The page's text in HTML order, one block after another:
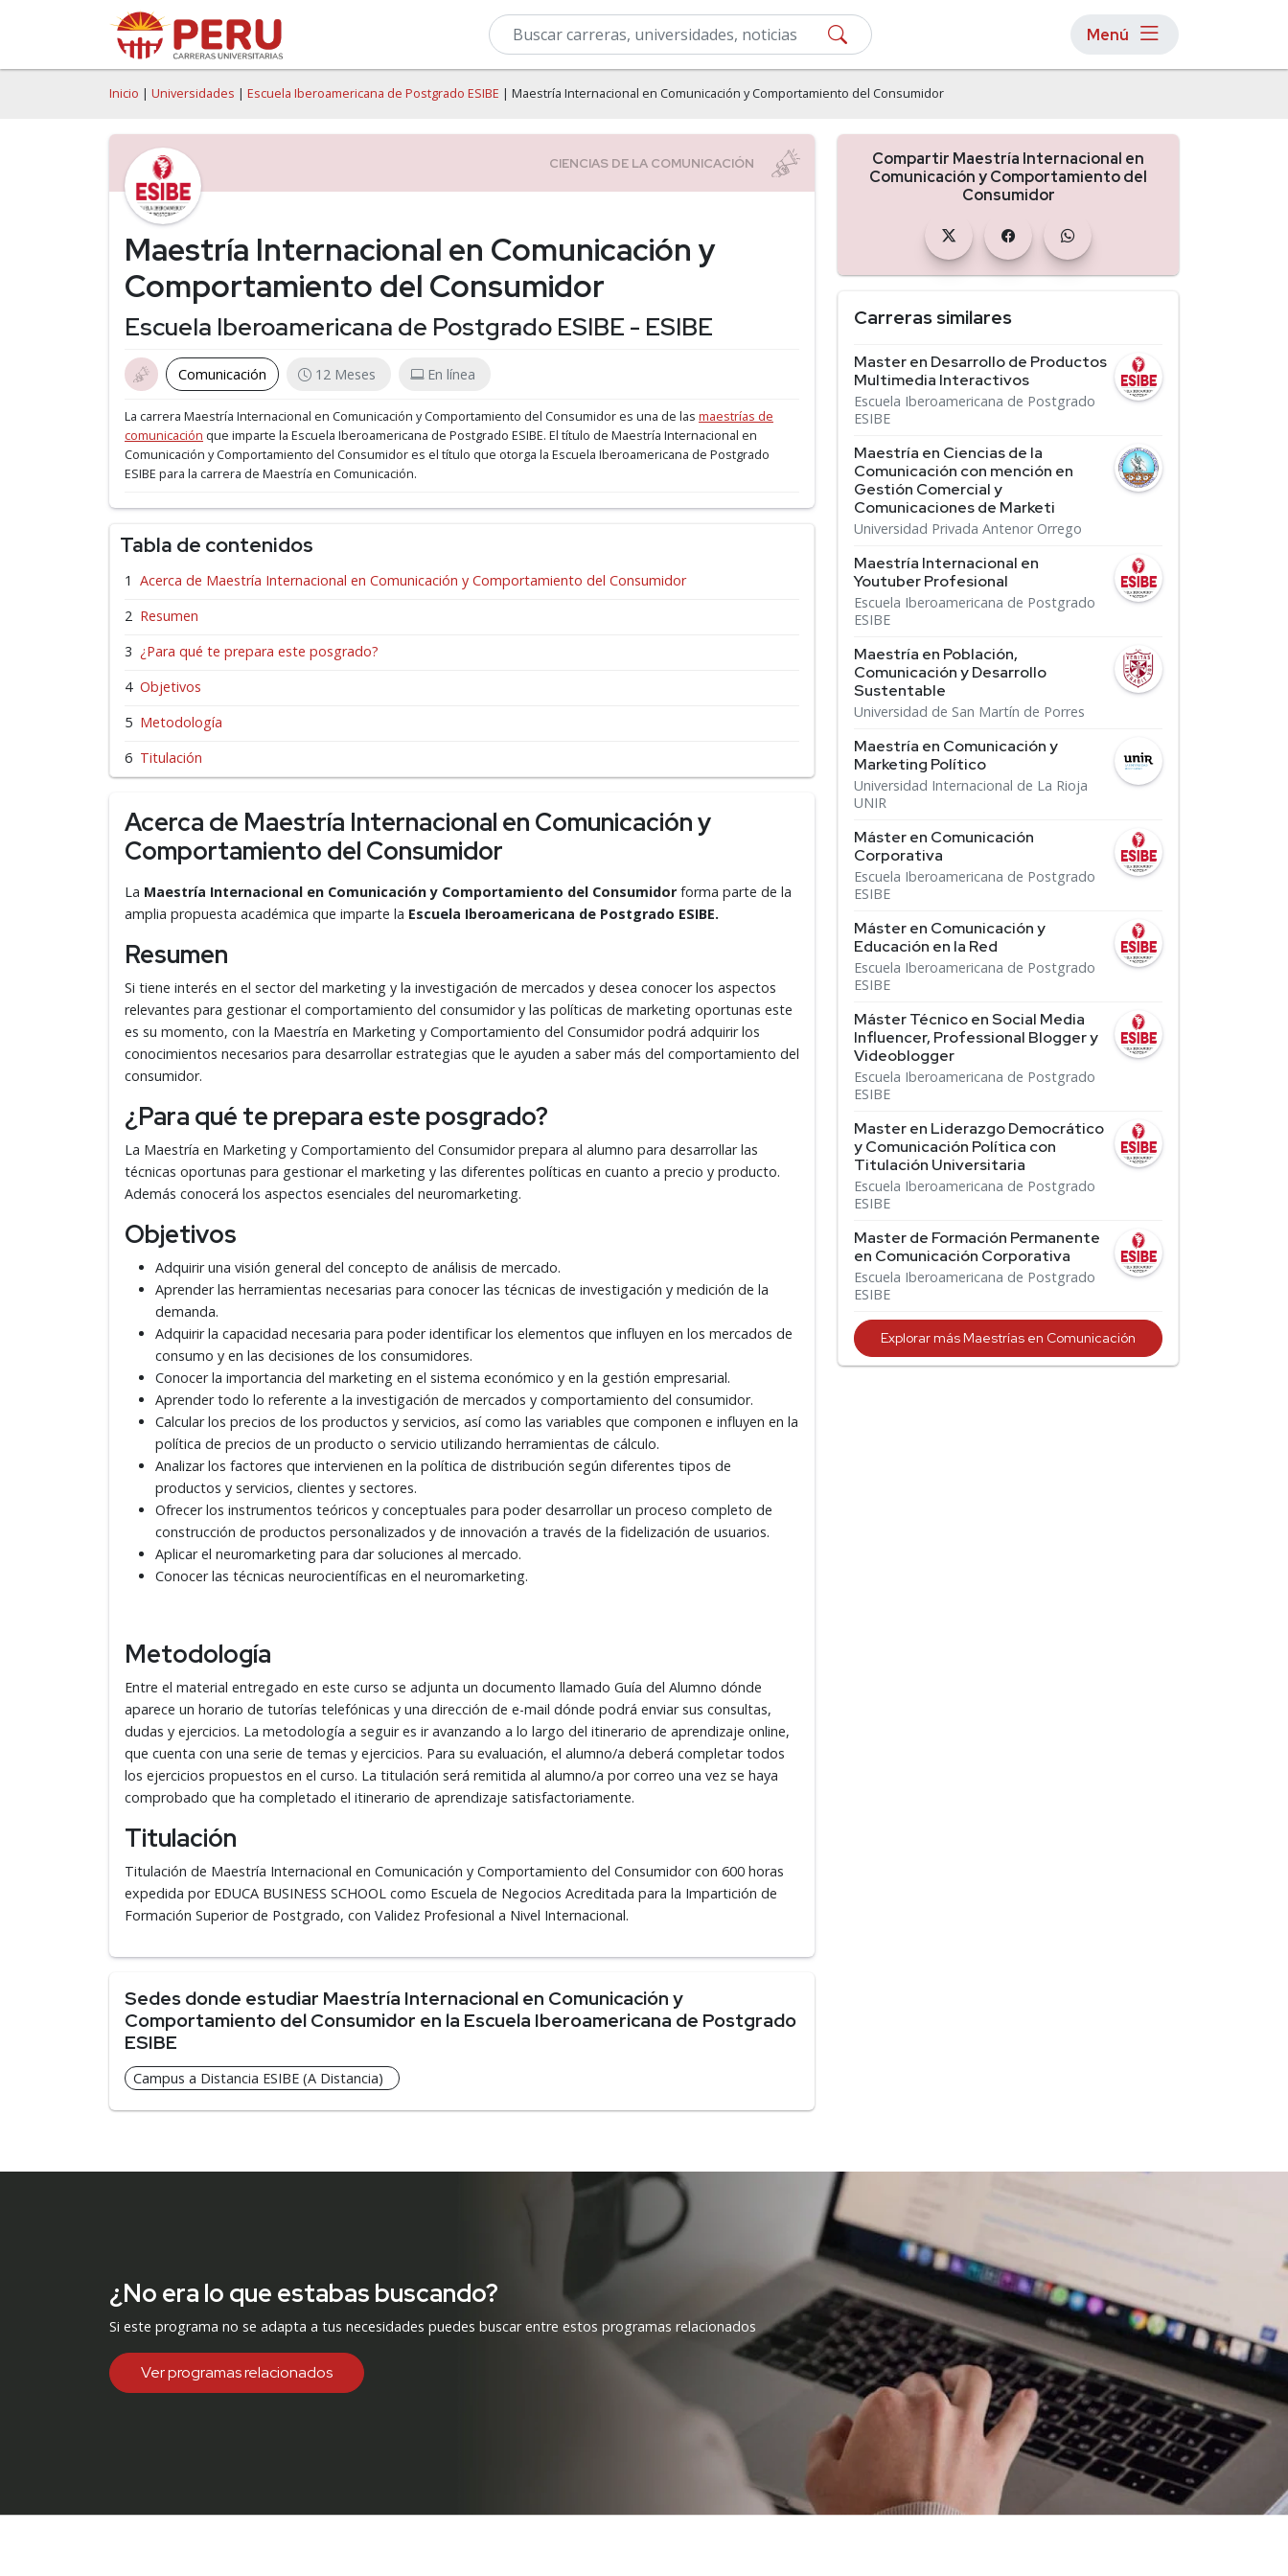
Menú
Inicio | Universidades | Escuela Iberoamericana de Postgrado ESIBE | Maestría Internacional en Comunicación y Comportamiento del Consumidor
Maestría Internacional en Comunicación y
Comportamiento del Consumidor
Escuela Iberoamericana de Postgrado ESIBE - ESIBE
Comunicación 12 Meses En línea
La carrera Maestría Internacional en Comunicación y Comportamiento del Consumidor es una de las maestrías de
comunicación que imparte la Escuela Iberoamericana de Postgrado ESIBE. El título de Maestría Internacional en
Comunicación y Comportamiento del Consumidor es el título que otorga la Escuela Iberoamericana de Postgrado
ESIBE para la carrera de Maestría en Comunicación.
Tabla de contenidos
Acerca de Maestría Internacional en Comunicación y Comportamiento del Consumidor
Resumen
¿Para qué te prepara este posgrado?
Objetivos
Metodología
Titulación
Acerca de Maestría Internacional en Comunicación y
Comportamiento del Consumidor
La Maestría Internacional en Comunicación y Comportamiento del Consumidorforma parte de la
amplia propuesta académica que imparte la Escuela Iberoamericana de Postgrado ESIBE.
Resumen
Si tiene interés en el sector del marketing y la investigación de mercados y desea conocer los aspectos
relevantes para gestionar el comportamiento del consumidor y las políticas de marketing oportunas este
es su momento, con la Maestría en Marketing y Comportamiento del Consumidor podrá adquirir los
conocimientos necesarios para desarrollar estrategias que le ayuden a saber más del comportamiento del
consumidor.
¿Para qué te prepara este posgrado?
La Maestría en Marketing y Comportamiento del Consumidor prepara al alumno para desarrollar las
técnicas oportunas para gestionar el marketing y las diferentes políticas en cuanto a precio y producto.
Además conocerá los aspectos esenciales del neuromarketing.
Objetivos
Adquirir una visión general del concepto de análisis de mercado.
Aprender las herramientas necesarias para conocer las técnicas de investigación y medición de la
demanda.
Adquirir la capacidad necesaria para poder identificar los elementos que influyen en los mercados de
consumo y en las decisiones de los consumidores.
Conocer la importancia del marketing en el sistema económico y en la gestión empresarial.
Aprender todo lo referente a la investigación de mercados y comportamiento del consumidor.
Calcular los precios de los productos y servicios, así como las variables que componen e influyen en la
política de precios de un producto o servicio utilizando herramientas de cálculo.
Analizar los factores que intervienen en la política de distribución según diferentes tipos de
productos y servicios, clientes y sectores.
Ofrecer los instrumentos teóricos y conceptuales para poder desarrollar un proceso completo de
construcción de productos personalizados y de innovación a través de la fidelización de usuarios.
Aplicar el neuromarketing para dar soluciones al mercado.
Conocer las técnicas neurocientíficas en el neuromarketing.
Metodología
Entre el material entregado en este curso se adjunta un documento llamado Guía del Alumno dónde
aparece un horario de tutorías telefónicas y una dirección de e-mail dónde podrá enviar sus consultas,
dudas y ejercicios. La metodología a seguir es ir avanzando a lo largo del itinerario de aprendizaje online,
que cuenta con una serie de temas y ejercicios. Para su evaluación, el alumno/a deberá completar todos
los ejercicios propuestos en el curso. La titulación será remitida al alumno/a por correo una vez se haya
comprobado que ha completado el itinerario de aprendizaje satisfactoriamente.
Titulación
Titulación de Maestría Internacional en Comunicación y Comportamiento del Consumidor con 600 horas
expedida por EDUCA BUSINESS SCHOOL como Escuela de Negocios Acreditada para la Impartición de
Formación Superior de Postgrado, con Validez Profesional a Nivel Internacional.
Sedes donde estudiar Maestría Internacional en Comunicación y
Comportamiento del Consumidor en la Escuela Iberoamericana de Postgrado
ESIBE
Campus a Distancia ESIBE (A Distancia)
Compartir Maestría Internacional en
Comunicación y Comportamiento del
Consumidor
Carreras similares
Master en Desarrollo de Productos
Multimedia Interactivos
Escuela Iberoamericana de Postgrado
ESIBE
Maestría en Ciencias de la
Comunicación con mención en
Gestión Comercial y
Comunicaciones de Marketi
Universidad Privada Antenor Orrego
Maestría Internacional en
Youtuber Profesional
Escuela Iberoamericana de Postgrado
ESIBE
Maestría en Población,
Comunicación y Desarrollo
Sustentable
Universidad de San Martín de Porres
Maestría en Comunicación y
Marketing Político
Universidad Internacional de La Rioja
UNIR
Máster en Comunicación
Corporativa
Escuela Iberoamericana de Postgrado
ESIBE
Máster en Comunicación y
Educación en la Red
Escuela Iberoamericana de Postgrado
ESIBE
Máster Técnico en Social Media
Influencer, Professional Blogger y
Videoblogger
Escuela Iberoamericana de Postgrado
ESIBE
Master en Liderazgo Democrático
y Comunicación Política con
Titulación Universitaria
Escuela Iberoamericana de Postgrado
ESIBE
Master de Formación Permanente
en Comunicación Corporativa
Escuela Iberoamericana de Postgrado
ESIBE
Explorar más Maestrías en Comunicación
¿No era lo que estabas buscando?
Si este programa no se adapta a tus necesidades puedes buscar entre estos programas relacionados
Ver programas relacionados